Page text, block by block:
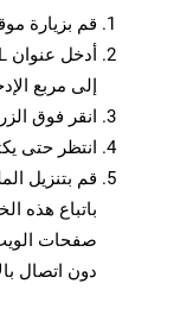
قم بزيارة
إلى مربع
انقر فوق
انتظر حتى
باتباع هذه
دون اتصال